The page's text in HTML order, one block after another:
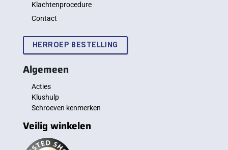
Klachtenprocedure
Contact
HERROEP BESTELLING
Algemeen
Acties
Klushulp
Schroeven kenmerken
Veilig winkelen